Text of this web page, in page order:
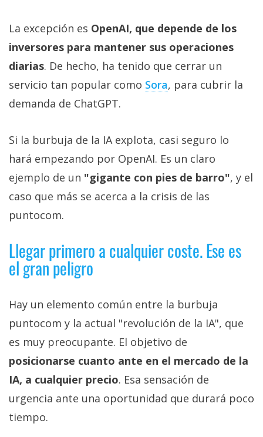
La excepción es OpenAI, que depende de los
inversores para mantener sus operaciones
diarias. De hecho, ha tenido que cerrar un
servicio tan popular como Sora‎, para cubrir la
demanda de ChatGPT.
Si la burbuja de la IA explota, casi seguro lo
hará empezando por OpenAI. Es un claro
ejemplo de un "gigante con pies de barro", y el
caso que más se acerca a la crisis de las
puntocom.
Llegar primero a cualquier coste. Ese es
el gran peligro
Hay un elemento común entre la burbuja
puntocom y la actual "revolución de la IA", que
es muy preocupante. El objetivo de
posicionarse cuanto ante en el mercado de la
IA, a cualquier precio. Esa sensación de
urgencia ante una oportunidad que durará poco
tiempo.